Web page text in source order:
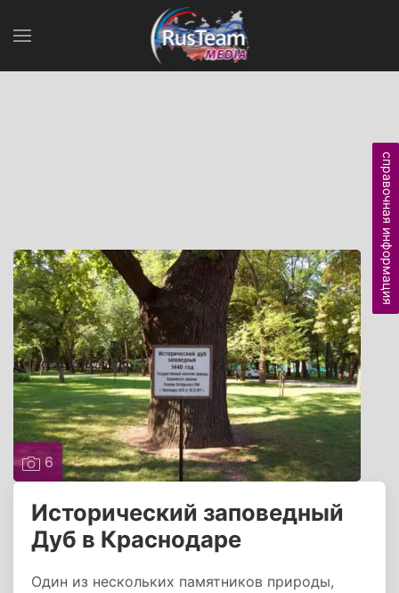
6
Исторический заповедный
Дуб в Краснодаре
Один из нескольких памятников природы,
справочная информация